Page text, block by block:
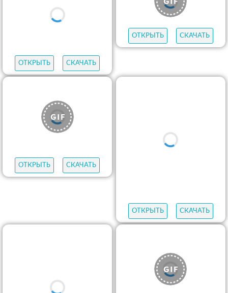
ОТКРЫТЬ СКАЧАТЬ
ОТКРЫТЬ СКАЧАТЬ
ОТКРЫТЬ СКАЧАТЬ
ОТКРЫТЬ СКАЧАТЬ